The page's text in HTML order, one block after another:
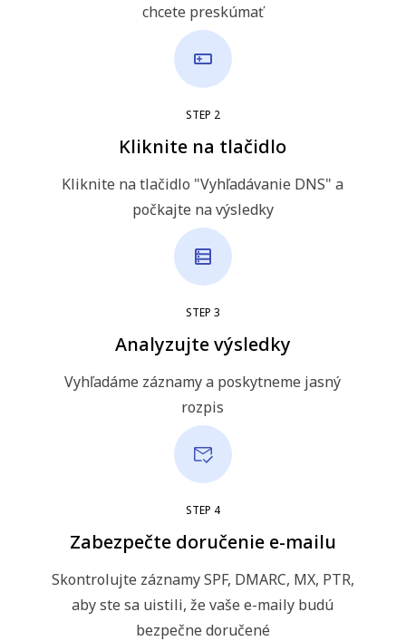
chcete preskúmať
STEP 2
Kliknite na tlačidlo
Kliknite na tlačidlo "Vyhľadávanie DNS" a
počkajte na výsledky
STEP 3
Analyzujte výsledky
Vyhľadáme záznamy a poskytneme jasný
rozpis
STEP 4
Zabezpečte doručenie e-mailu
Skontrolujte záznamy SPF, DMARC, MX, PTR,
aby ste sa uistili, že vaše e-maily budú
bezpečne doručené